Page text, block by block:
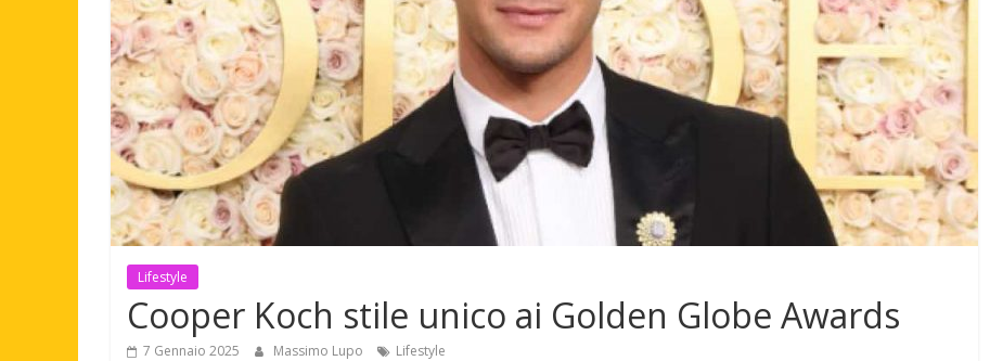
Lifestyle
Cooper Koch stile unico ai Golden Globe Awards
7 Gennaio 2025 Massimo Lupo Lifestyle